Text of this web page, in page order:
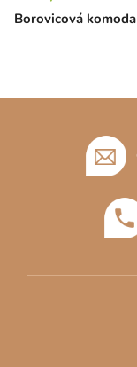
Borovicová